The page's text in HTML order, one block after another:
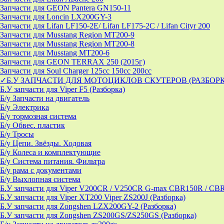
Запчасти для GEON Pantera GN150-11
Запчасти для Loncin LX200GY-3
Запчасти для Lifan LF150-2E/ Lifan LF175-2C / Lifan Cityr 200
Запчасти для Musstang Region MT200-9
Запчасти для Musstang Region MT200-8
Запчасти для Musstang MT200-6
Запчасти для GEON TERRAX 250 (2015г)
Запчасти для Soul Charger 125сс 150cc 200сс
✓Б.У ЗАПЧАСТИ ДЛЯ МОТОЦИКЛОВ СКУТЕРОВ
Б.У запчасти для Viper F5 (Разборка)
Б/у Запчасти на двигатель
Б/у Электрика
Б/у тормозная система
Б/у Обвес. пластик
Б/у Тросы
Б/у Цепи. Звёзды. Ходовая
Б/у Колеса и комплектующие
Б/у Система питания. Фильтра
Б/у рама с документами
Б/у Выхлопная система
Б.У запчасти для Viper V200CR / V250CR G-max CBR150R /
Б.У запчасти для Viper XT200 Viper ZS200J (Разборка)
Б.У запчасти для Zongshen LZX200GY-2 (Разборка)
Б.У запчасти для Zongshen ZS200GS/ZS250GS (Разборка)